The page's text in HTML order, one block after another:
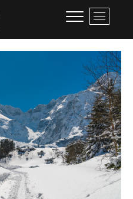
P
r
z
y
c
i
s
k
m
e
n
u